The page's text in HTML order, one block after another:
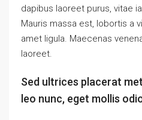
dapibus laoreet purus, vitae
Mauris massa est, lobortis a
amet ligula. Maecenas
laoreet.
Sed ultrices placerat
leo nunc, eget mollis